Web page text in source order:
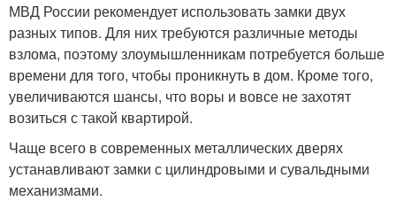
МВД России рекомендует использовать замки двух
разных типов. Для них требуются различные методы
взлома, поэтому злоумышленникам потребуется больше
времени для того, чтобы проникнуть в дом. Кроме того,
увеличиваются шансы, что воры и вовсе не захотят
возиться с такой квартирой.
Чаще всего в современных металлических дверях
устанавливают замки с цилиндровыми и сувальдными
механизмами.